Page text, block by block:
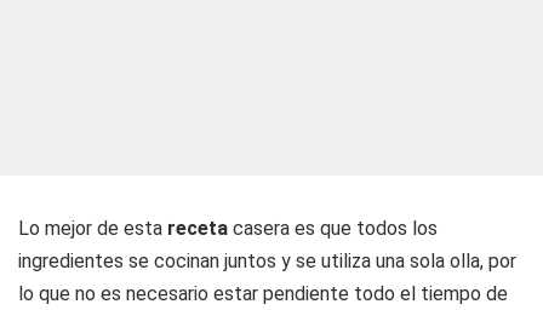
Lo mejor de esta receta casera es que todos los
ingredientes se cocinan juntos y se utiliza una sola olla, por
lo que no es necesario estar pendiente todo el tiempo de